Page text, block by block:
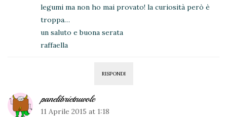
legumi ma non ho mai provato! la curiosità però è
troppa…
un saluto e buona serata
raffaella
RISPONDI
panelibrietnuvole
11 Aprile 2015 at 1:18